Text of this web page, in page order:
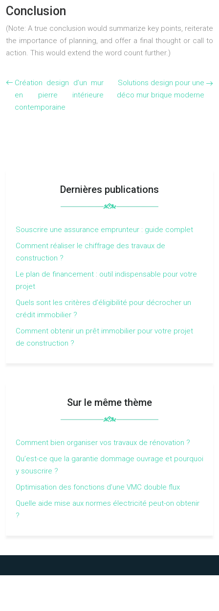
Conclusion
(Note: A true conclusion would summarize key points, reiterate
the importance of planning, and offer a final thought or call to
action. This would extend the word count further.)
Création design d’un mur
en pierre intérieure
contemporaine
Solutions design pour une
déco mur brique moderne
Dernières publications
Souscrire une assurance emprunteur : guide complet
Comment réaliser le chiffrage des travaux de
construction ?
Le plan de financement : outil indispensable pour votre
projet
Quels sont les critères d’éligibilité pour décrocher un
crédit immobilier ?
Comment obtenir un prêt immobilier pour votre projet
de construction ?
Sur le même thème
Comment bien organiser vos travaux de rénovation ?
Qu’est-ce que la garantie dommage ouvrage et pourquoi
y souscrire ?
Optimisation des fonctions d’une VMC double flux
Quelle aide mise aux normes électricité peut-on obtenir
?